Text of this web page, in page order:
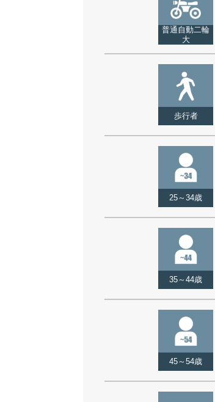
普通自動二輪
大
歩行者
25～34歳
35～44歳
45～54歳